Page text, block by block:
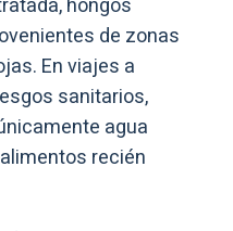
hongos
de zonas
En viajes a
sanitarios,
agua
recién